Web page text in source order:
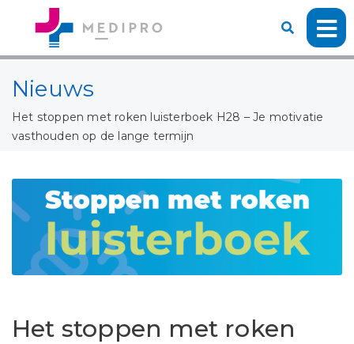
Nieuws
Het stoppen met roken luisterboek H28 – Je motivatie
vasthouden op de lange termijn
Het stoppen met roken